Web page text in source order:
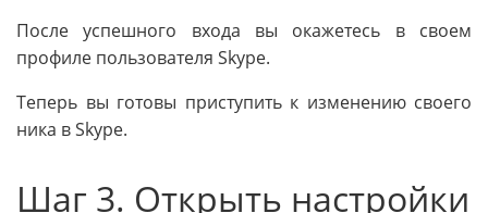
После успешного входа вы окажетесь в своем
профиле пользователя Skype.
Теперь вы готовы приступить к изменению своего
ника в Skype.
Шаг 3. Открыть настройки